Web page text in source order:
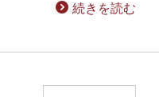
続きを読む